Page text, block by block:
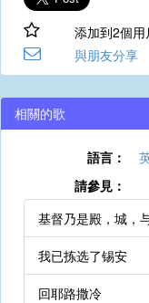
添加到2個用
與朋友分享
相關的歌
語言：
請參見：
基督乃是殿，城，
我已拣选了锡安
回耶路撒冷